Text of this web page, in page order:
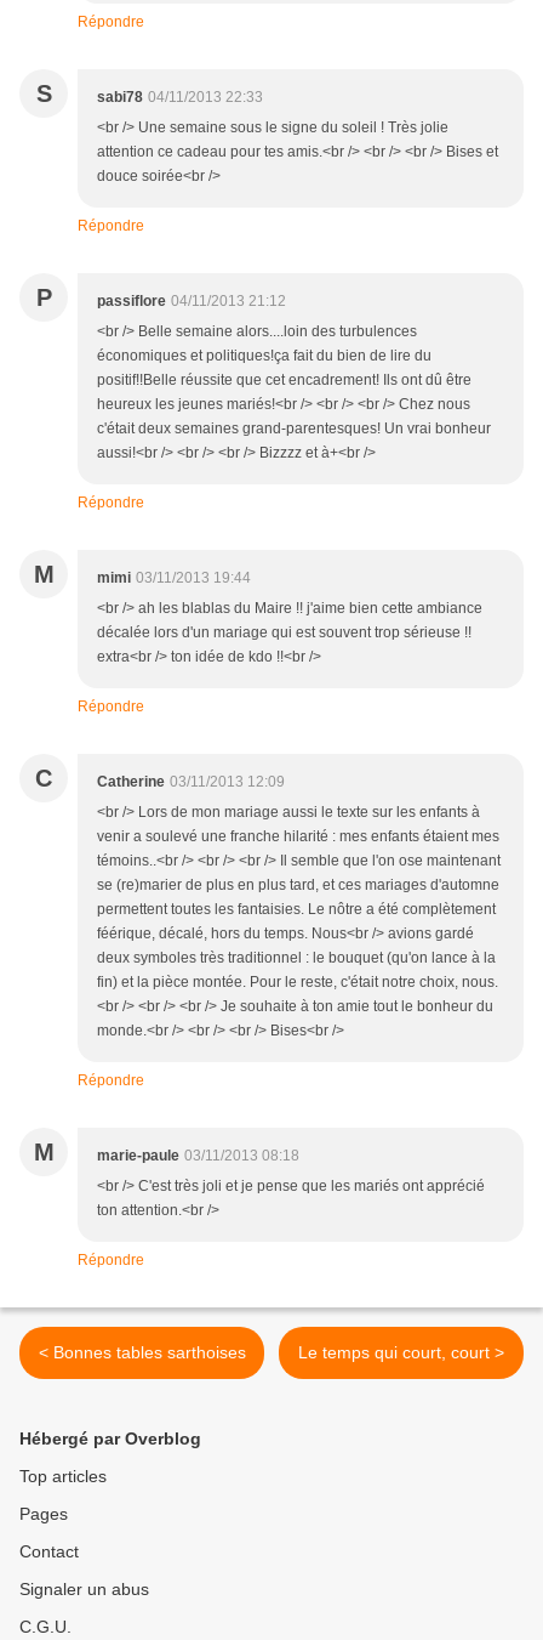
Répondre
S sabi78 04/11/2013 22:33
<br /> Une semaine sous le signe du soleil ! Très jolie
attention ce cadeau pour tes amis.<br /> <br /> <br /> Bises et
douce soirée<br />
Répondre
P passiflore 04/11/2013 21:12
<br /> Belle semaine alors....loin des turbulences
économiques et politiques!ça fait du bien de lire du
positif!!Belle réussite que cet encadrement! Ils ont dû être
heureux les jeunes mariés!<br /> <br /> <br /> Chez nous
c'était deux semaines grand-parentesques! Un vrai bonheur
aussi!<br /> <br /> <br /> Bizzzz et à+<br />
Répondre
M mimi 03/11/2013 19:44
<br /> ah les blablas du Maire !! j'aime bien cette ambiance
décalée lors d'un mariage qui est souvent trop sérieuse !!
extra<br /> ton idée de kdo !!<br />
Répondre
C Catherine 03/11/2013 12:09
<br /> Lors de mon mariage aussi le texte sur les enfants à
venir a soulevé une franche hilarité : mes enfants étaient mes
témoins..<br /> <br /> <br /> Il semble que l'on ose maintenant
se (re)marier de plus en plus tard, et ces mariages d'automne
permettent toutes les fantaisies. Le nôtre a été complètement
féérique, décalé, hors du temps. Nous<br /> avions gardé
deux symboles très traditionnel : le bouquet (qu'on lance à la
fin) et la pièce montée. Pour le reste, c'était notre choix, nous.
<br /> <br /> <br /> Je souhaite à ton amie tout le bonheur du
monde.<br /> <br /> <br /> Bises<br />
Répondre
M marie-paule 03/11/2013 08:18
<br /> C'est très joli et je pense que les mariés ont apprécié
ton attention.<br />
Répondre
< Bonnes tables sarthoises Le temps qui court, court >
Hébergé par Overblog
Top articles
Pages
Contact
Signaler un abus
C.G.U.